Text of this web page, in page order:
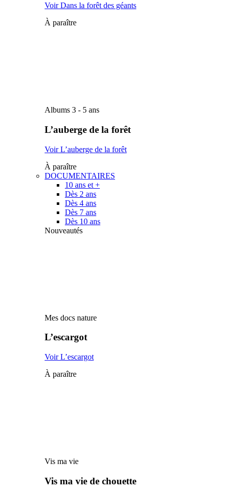
Voir Dans la forêt des géants
À paraître
Albums 3 - 5 ans
L’auberge de la forêt
Voir L’auberge de la forêt
À paraître
DOCUMENTAIRES
10 ans et +
Dès 2 ans
Dès 4 ans
Dès 7 ans
Dès 10 ans
Nouveautés
Mes docs nature
L’escargot
Voir L’escargot
À paraître
Vis ma vie
Vis ma vie de chouette